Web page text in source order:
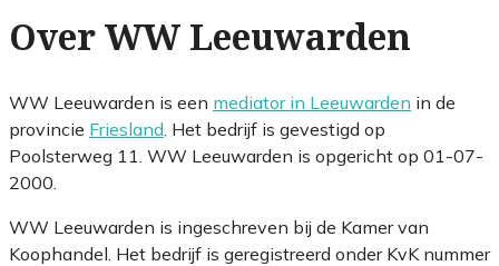
Over WW Leeuwarden
WW Leeuwarden is een mediator in Leeuwarden in de
provincie Friesland . Het bedrijf is gevestigd op
Poolsterweg 11. WW Leeuwarden is opgericht op 01-07-
2000.
WW Leeuwarden is ingeschreven bij de Kamer van
Koophandel. Het bedrijf is geregistreerd onder KvK nummer